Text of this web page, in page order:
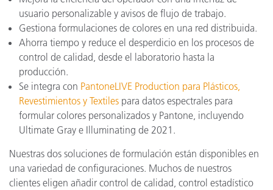
usuario personalizable y avisos de flujo de trabajo.
Gestiona formulaciones de colores en una red distribuida.
Ahorra tiempo y reduce el desperdicio en los procesos de
control de calidad, desde el laboratorio hasta la
producción.
Se integra con PantoneLIVE Production para Plásticos,
Revestimientos y Textiles para datos espectrales para
formular colores personalizados y Pantone, incluyendo
Ultimate Gray e Illuminating de 2021.
Nuestras dos soluciones de formulación están disponibles en
una variedad de configuraciones. Muchos de nuestros
clientes eligen añadir control de calidad, control estadístico